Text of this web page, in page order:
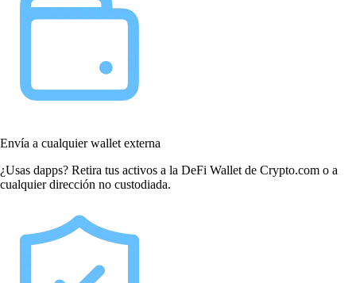
Envía a cualquier wallet externa
¿Usas dapps? Retira tus activos a la DeFi Wallet de Crypto.com o a
cualquier dirección no custodiada.